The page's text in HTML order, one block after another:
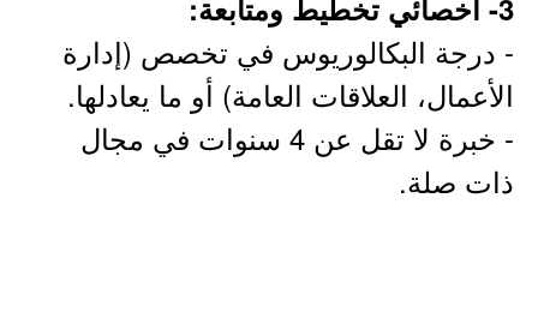
3- أخصائي تخطيط ومتابعة:
- درجة البكالوريوس في تخصص (إدارة
الأعمال، العلاقات العامة) أو ما يعادلها.
- خبرة لا تقل عن 4 سنوات في مجال
ذات صلة.